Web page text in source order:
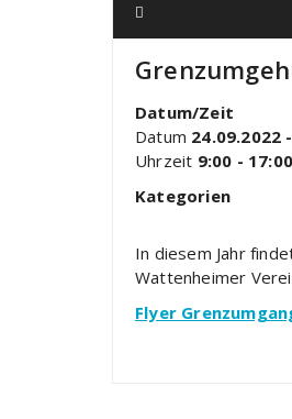
Datum/Zeit
Datum 24.09.2022
Uhrzeit 9:00 - 17:00
Kategorien
In diesem Jahr
Wattenheimer
Flyer